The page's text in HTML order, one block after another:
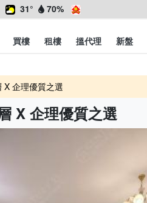
31° 70%
買樓 租樓 搵代理 新盤
X 企理優質之選
X 企理優質之選